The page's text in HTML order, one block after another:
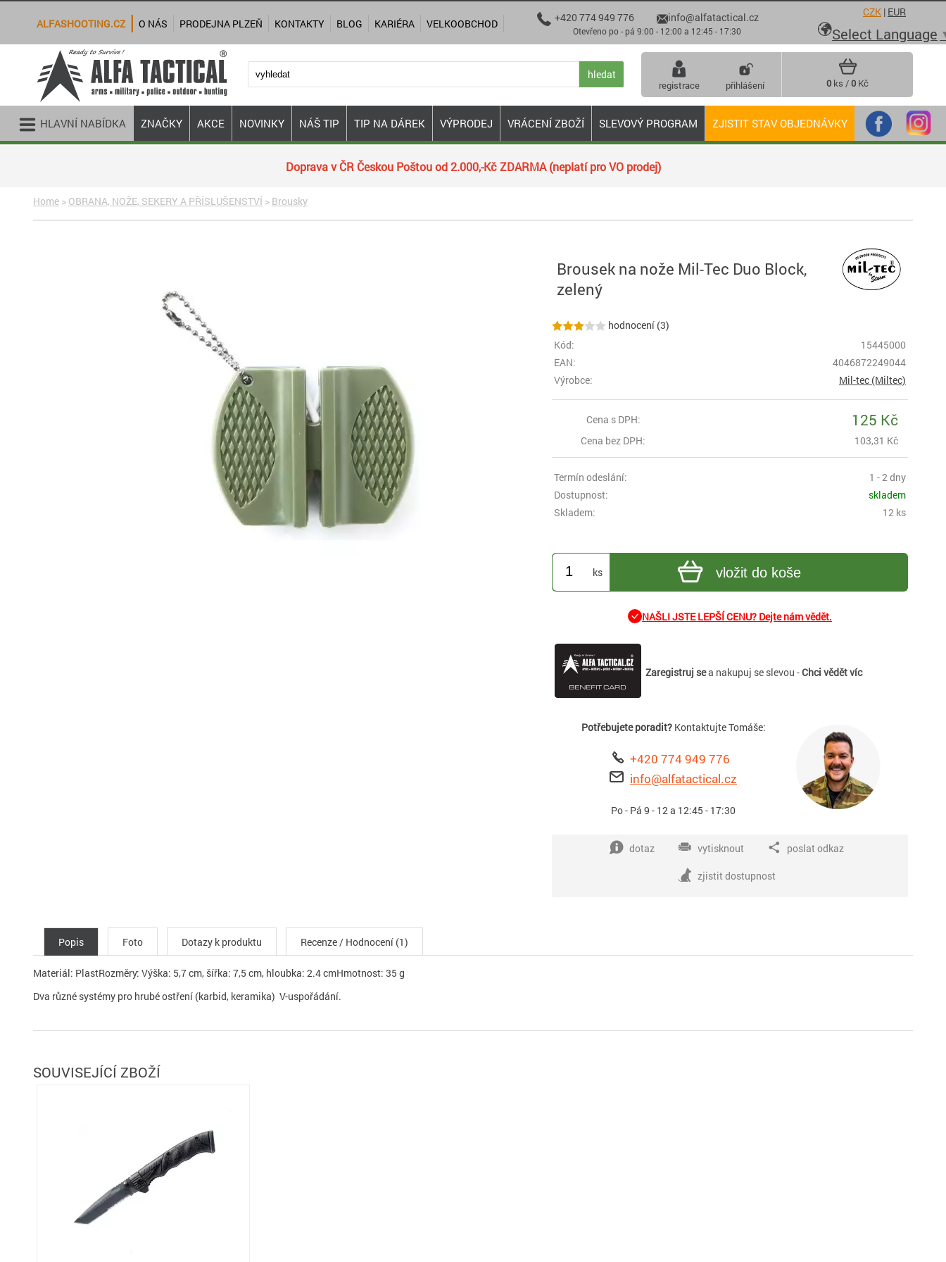
Doprava v ČR Českou Poštou od 2.000,-Kč ZDARMA (neplatí pro VO prodej)
Home > OBRANA, NOŽE, SEKERY A PŘÍSLUŠENSTVÍ > Brousky
Brousek na nože Mil-Tec Duo Block,
zelený
hodnocení (3)
Kód:
15445000
EAN:
4046872249044
Výrobce:
Mil-tec (Miltec)
Cena s DPH: 125 Kč
Cena bez DPH: 103,31 Kč
Termín odeslání:
1 - 2 dny
Dostupnost:
skladem
Skladem:
12 ks
ks vložit do koše
NAŠLI JSTE LEPŠÍ CENU? Dejte nám vědět.
Zaregistruj sea nakupuj se slevou -Chci vědět víc
Potřebujete poradit?Kontaktujte Tomáše:
+420 774 949 776
info@alfatactical.cz
Po - Pá 9 - 12 a 12:45 - 17:30
dotaz vytisknout poslat odkaz
zjistit dostupnost
Popis Foto Dotazy k produktu Recenze / Hodnocení (1)
Materiál: PlastRozměry: Výška: 5,7 cm, šířka: 7,5 cm, hloubka: 2.4 cmHmotnost: 35 g
Dva různé systémy pro hrubé ostření (karbid, keramika) V-uspořádání.
SOUVISEJÍCÍ ZBOŽÍ
HLAVNÍ NABÍDKA ZNAČKY AKCE NOVINKY NÁŠ TIP TIP NA DÁREK VÝPRODEJ VRÁCENÍ ZBOŽÍ SLEVOVÝ PROGRAM ZJISTIT STAV OBJEDNÁVKY
hledat
registrace přihlášení 0 ks /0 Kč
ALFASHOOTING.CZ O NÁS PRODEJNA PLZEŇ KONTAKTY BLOG KARIÉRA VELKOOBCHOD  +420 774 949 776info@alfatactical.cz
Otevřeno po - pá 9:00 - 12:00 a 12:45 - 17:30
CZK | EUR
Select Language